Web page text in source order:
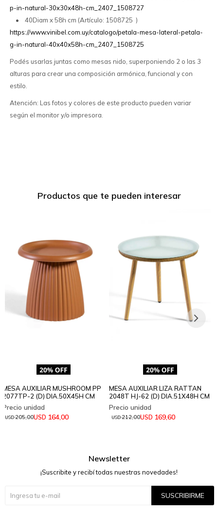
p-in-natural-30x30x48h-cm_2407_1508727
• 40Diam x 58h cm (Artículo: 1508725 )
https://www.vinibel.com.uy/catalogo/petala-mesa-lateral-petala-
g-in-natural-40x40x58h-cm_2407_1508725
Podés usarlas juntas como mesas nido, superponiendo 2 o las 3
alturas para crear una composición armónica, funcional y con
estilo.
Atención: Las fotos y colores de este producto pueden variar
según el monitor y/o impresora.
Productos que te pueden interesar
MESA AUXILIAR MUSHROOM PP
2077TP-2 (D) DIA.50X45H CM
USD 164,00
USD205,00
MESA AUXILIAR LIZA RATTAN
2048T HJ-62 (D) DIA.51X48H CM
USD 169,60
USD212,00
Newsletter
¡Suscribite y recibí todas nuestras novedades!
SUSCRIBIRME